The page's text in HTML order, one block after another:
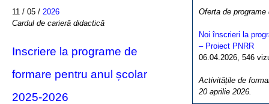
Oferta de programe
Noi înscrieri la
– Proiect PNRR
06.04.2026, 546
Activitățile de
20 aprilie 2026.
11 / 05 / 2026
Cardul de carieră didactică
Inscriere la programe de
formare pentru anul școlar
2025-2026